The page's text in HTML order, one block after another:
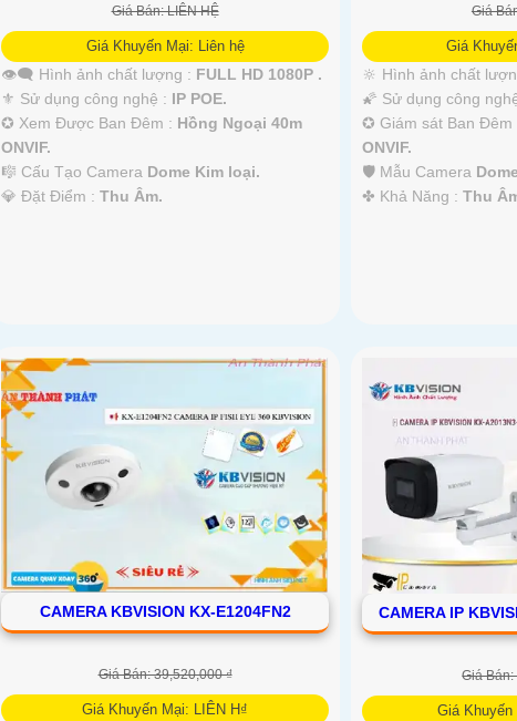
Giá Bán: LIÊN HỆ
Giá Khuyến Mại: Liên hệ
👁️‍🗨 Hình ảnh chất lượng : FULL HD 1080P .
⚜️ Sử dụng công nghệ : IP POE.
✪ Xem Được Ban Đêm : Hồng Ngoại 40m
ONVIF.
🎼️ Cấu Tạo Camera Dome Kim loại.
️💎 Đặt Điểm :Thu Âm.
Giá
Giá
🔆 Hình ảnh chất
🌠 Sử dụng công
✪ Giám sát Ban Đêm
ONVIF.
🛡 Mẫu Camera
️✤ Khả Năng : Thu
CAMERA KBVISION KX-E1204FN2
Giá Bán: 39,520,000 ₫
Giá Khuyến Mại: LIÊN H₫
CAMERA IP
Giá
Giá Khuyến